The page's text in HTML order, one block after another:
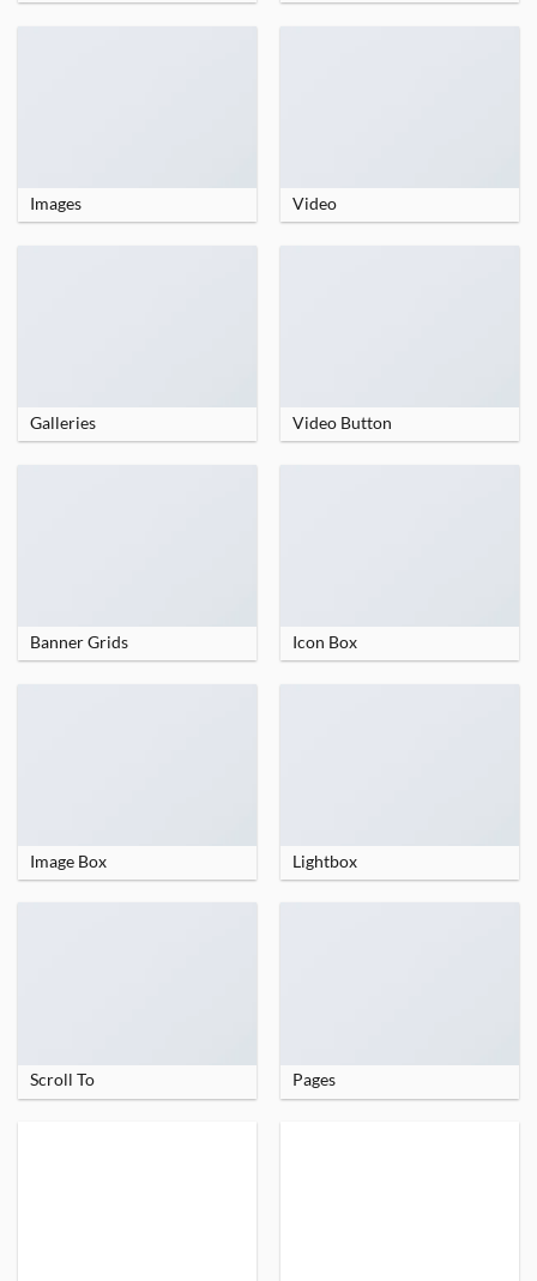
Images Video
Galleries Video Button
Banner Grids Icon Box
Image Box Lightbox
Scroll To Pages